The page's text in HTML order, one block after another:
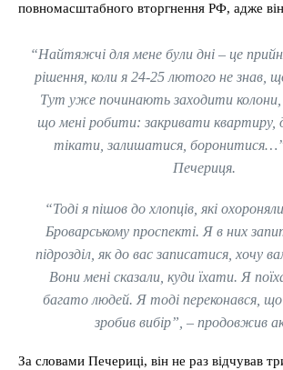
повномасштабного вторгнення РФ, адже
“Найтяжчі для мене були дні – це
рішення, коли я 24-25 лютого не знав,
Тут уже починають заходити
що мені робити: закривати квартиру,
тікати, залишатися,
Печериця.
“Тоді я пішов до хлопців, які
Броварському проспекті. Я в них
підрозділ, як до вас записатися, хочу
Вони мені сказали, куди їхати. Я
багато людей. Я тоді переконався, що
зробив вибір”, – продовжив
За словами Печериці, він не раз відчував